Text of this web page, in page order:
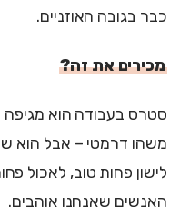
כבר בגובה האוזניים.
מכירים את זה?
סטרס בעבודה הוא
משהו דרמטי – אבל הוא
לישון פחות טוב, לאכול
האנשים שאנחנו אוהבים.